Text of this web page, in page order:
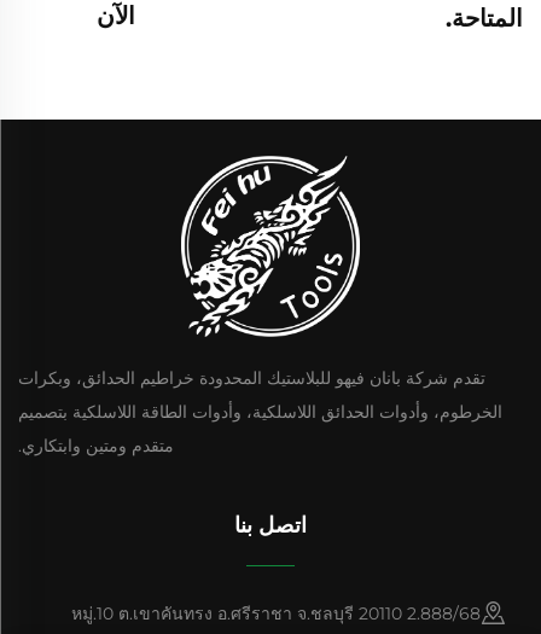
المتاحة.
الآن
تقدم شركة بانان فيهو للبلاستيك المحدودة خراطيم الحدائق، وبكرات
الخرطوم، وأدوات الحدائق اللاسلكية، وأدوات الطاقة اللاسلكية بتصميم
متقدم ومتين وابتكاري.
اتصل بنا
2.888/68 หมู่.10 ต.เขาคันทรง อ.ศรีราชา จ.ชลบุรี 20110